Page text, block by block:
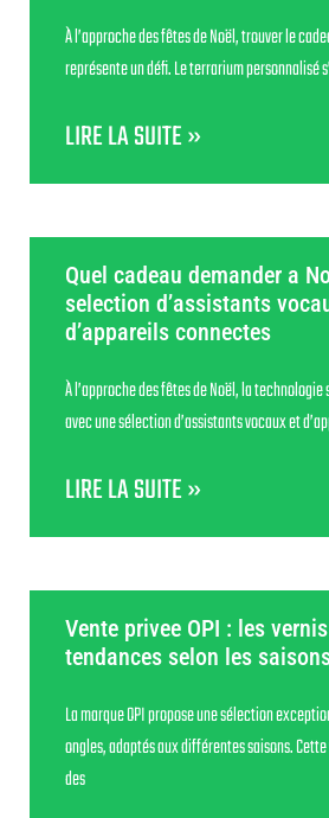
À l’approche des fêtes de Noël, trouver le
représente un défi. Le terrarium personnalisé
LIRE LA SUITE »
Quel cadeau demander a
selection d’assistants
d’appareils connectes
À l’approche des fêtes de Noël, la technologie
avec une sélection d’assistants vocaux et
LIRE LA SUITE »
Vente privee OPI : les
tendances selon les
La marque OPI propose une sélection
ongles, adaptés aux différentes saisons.
des